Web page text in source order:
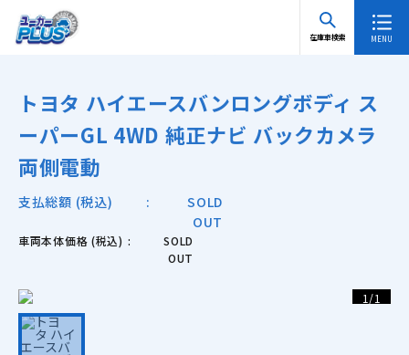
在庫車検索
TOP 在庫車検索 一覧
トヨタ ハイエースバンロングボディ スーパー
GL 4WD 純正ナビ バックカメラ 両側電動
トヨタ ハイエースバンロングボディ ス
ーパーGL 4WD 純正ナビ バックカメラ
両側電動
支払総額 (税込)
SOLD
OUT
車両本体価格 (税込)
SOLD
OUT
1 /1